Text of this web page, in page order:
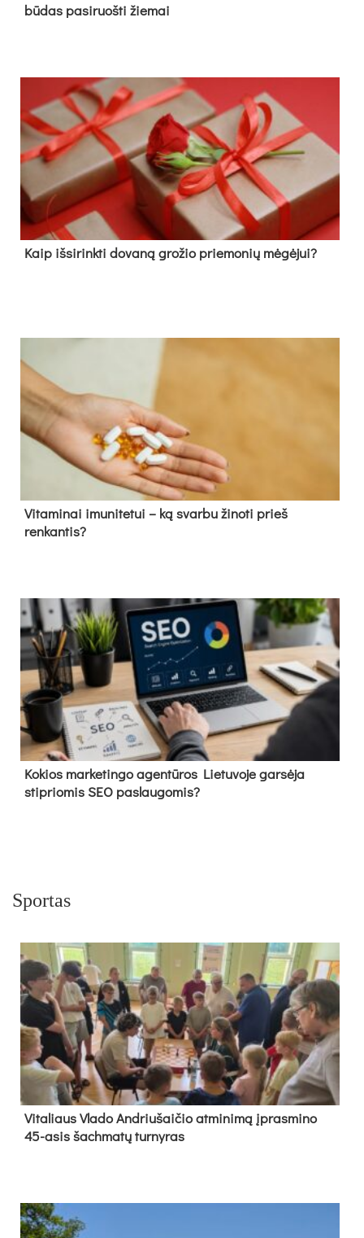
būdas pasiruošti žiemai
Kaip išsirinkti dovaną grožio priemonių mėgėjui?
Vitaminai imunitetui – ką svarbu žinoti prieš
renkantis?
Kokios marketingo agentūros Lietuvoje garsėja
stipriomis SEO paslaugomis?
Sportas
Vi­ta­liaus Vla­do And­riu­šai­čio at­mi­ni­mą įpras­mi­no
45-asis šach­ma­tų tur­ny­ras